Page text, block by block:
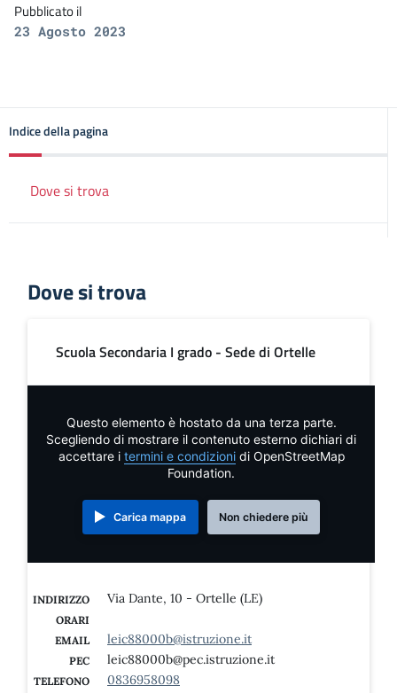
Pubblicato il
23 Agosto 2023
Indice della pagina
Dove si trova
Dove si trova
Scuola Secondaria I grado - Sede di Ortelle
Questo elemento è hostato da una terza parte.
Scegliendo di mostrare il contenuto esterno dichiari di
accettare i termini e condizionidi OpenStreetMap
Foundation.
Carica mappa Non chiedere più
INDIRIZZO Via Dante, 10 - Ortelle (LE)
ORARI
EMAIL
leic88000b@istruzione.it
PEC leic88000b@pec.istruzione.it
TELEFONO 0836958098